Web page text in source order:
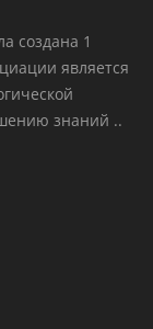
создана 1
является
знаний ..